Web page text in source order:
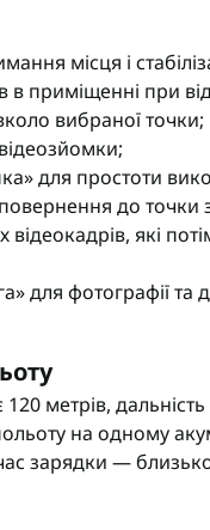
місця і
приміщенні при
вибраної точки;
для простоти
до точки
які
для фотографії та
метрів,
на одному
зарядки —